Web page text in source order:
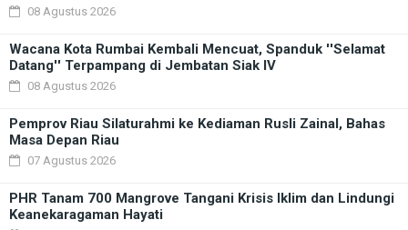
08 Agustus 2026
Wacana Kota Rumbai Kembali Mencuat, Spanduk ''Selamat
Datang'' Terpampang di Jembatan Siak IV
08 Agustus 2026
Pemprov Riau Silaturahmi ke Kediaman Rusli Zainal, Bahas
Masa Depan Riau
07 Agustus 2026
PHR Tanam 700 Mangrove Tangani Krisis Iklim dan Lindungi
Keanekaragaman Hayati